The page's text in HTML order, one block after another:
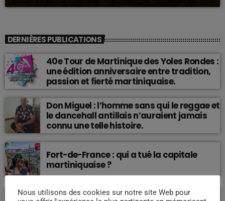
DERNIÈRES PUBLICATIONS
40e Tour de Martinique des Yoles Rondes :
une édition anniversaire entre tradition,
passion et fierté martiniquaise.
Don Miguel : l’homme sans qui le reggae et
le dancehall antillais n’auraient jamais
connu une telle histoire.
Fort-de-France : qui a tué la capitale
martiniquaise ?
Martinique : quelle voie pour un
Nous utilisons des cookies sur notre site Web pour